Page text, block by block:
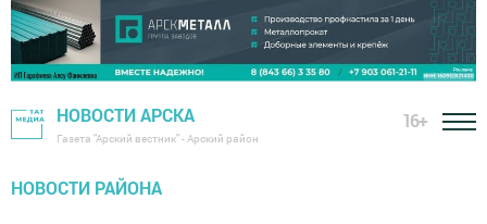
НОВОСТИ АРСКА
Газета "Арский вестник" - Арский район
16+
НОВОСТИ РАЙОНА